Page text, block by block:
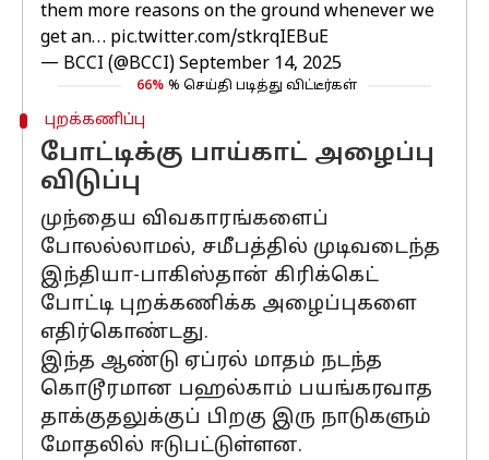
them more reasons on the ground whenever we
get an… pic.twitter.com/stkrqIEBuE
— BCCI (@BCCI) September 14, 2025
66% % செய்தி படித்து விட்டீர்கள்
புறக்கணிப்பு
போட்டிக்கு பாய்காட் அழைப்பு
விடுப்பு
முந்தைய விவகாரங்களைப்
போலல்லாமல், சமீபத்தில் முடிவடைந்த
இந்தியா-பாகிஸ்தான் கிரிக்கெட்
போட்டி புறக்கணிக்க அழைப்புகளை
எதிர்கொண்டது.
இந்த ஆண்டு ஏப்ரல் மாதம் நடந்த
கொடூரமான பஹல்காம் பயங்கரவாத
தாக்குதலுக்குப் பிறகு இரு நாடுகளும்
மோதலில் ஈடுபட்டுள்ளன.